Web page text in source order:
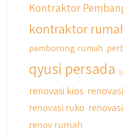
Kontraktor
kontraktor
pemborong rumah
qyusi persada
renovasi kios
renovasi ruko
renov rumah